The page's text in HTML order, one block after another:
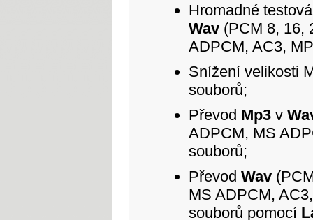
Hromadné
Wav (PCM 8, 16,
ADPCM, AC3,
Snížení velikosti
souborů;
Převod Mp3 v
ADPCM, MS
souborů;
Převod Wav
MS ADPCM,
souborů pomocí